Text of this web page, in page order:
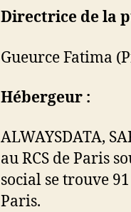
Directrice de la
Gueurce Fatima
Hébergeur :
ALWAYSDATA,
au RCS de Paris
social se trouve
Paris.